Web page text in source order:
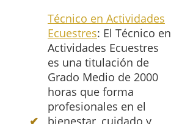
Técnico en Actividades
Ecuestres: El Técnico en
Actividades Ecuestres
es una titulación de
Grado Medio de 2000
horas que forma
profesionales en el